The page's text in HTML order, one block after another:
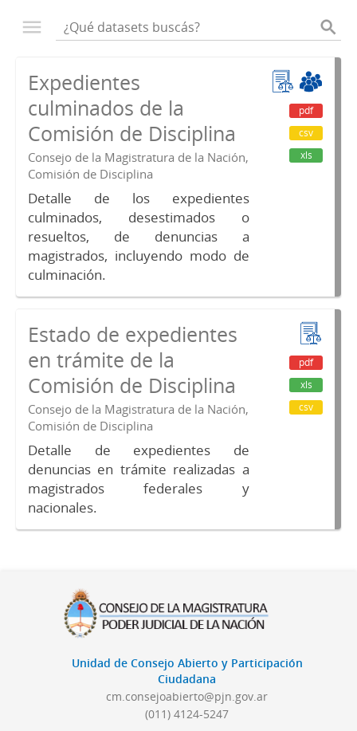
Expedientes
culminados de la
Comisión de Disciplina
Consejo de la Magistratura de la Nación,
Comisión de Disciplina
Detalle de los expedientes
culminados, desestimados o
resueltos, de denuncias a
magistrados, incluyendo modo de
culminación.
pdf
csv
xls
Estado de expedientes
en trámite de la
Comisión de Disciplina
Consejo de la Magistratura de la Nación,
Comisión de Disciplina
Detalle de expedientes de
denuncias en trámite realizadas a
magistrados federales y
nacionales.
pdf
xls
csv
Unidad de Consejo Abierto y Participación
Ciudadana
cm.consejoabierto@pjn.gov.ar
(011) 4124-5247